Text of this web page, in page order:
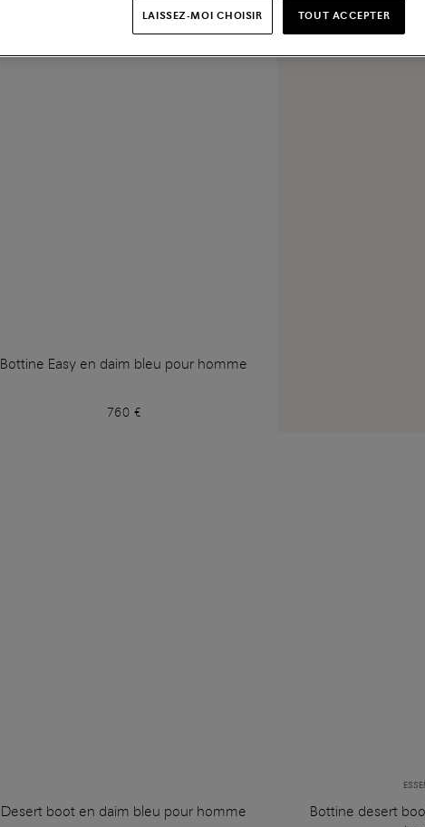
Bottine Easy en daim bleu pour homme
760 €
Desert boot en daim bleu pour homme
Bottine desert
LAISSEZ-MOI CHOISIR TOUT ACCEPTER